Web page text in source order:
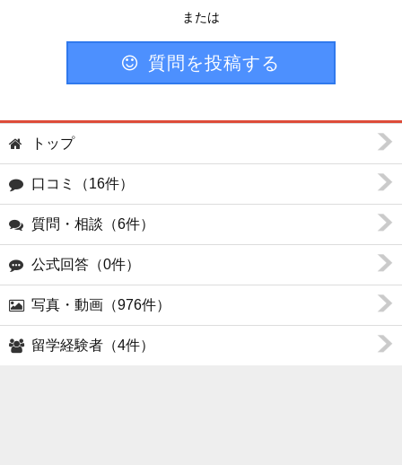
または
質問を投稿する
トップ
口コミ（16件）
質問・相談（6件）
公式回答（0件）
写真・動画（976件）
留学経験者（4件）